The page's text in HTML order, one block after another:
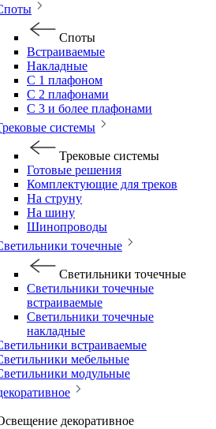
Споты
Встраиваемые
Накладные
С 1 плафоном
С 2 плафонами
С 3 и более плафонами
системы
Трековые системы
Готовые решения
Комплектующие для треков
На струну
На шину
Шинопроводы
точечные
Светильники точечные
Светильники точечные
встраиваемые
Светильники точечные
накладные
встраиваемые
мебельные
модульные
декоративное